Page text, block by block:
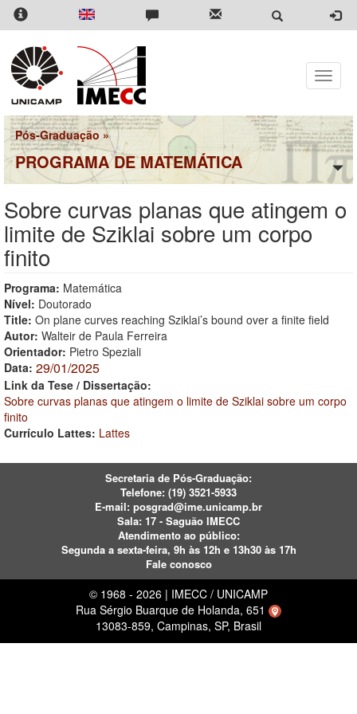
Pular
para
conteúdo
principal
Toggle
Pós-Graduação »
PROGRAMA DE MATEMÁTICA
Sobre curvas planas que atingem o
limite de Sziklai sobre um corpo
finito
Programa: Matemática
Nível: Doutorado
Title: On plane curves reaching Sziklai’s bound over a finite field
Autor: Walteir de Paula Ferreira
Orientador: Pietro Speziali
Data: 29/01/2025
Link da Tese / Dissertação:
Sobre curvas planas que atingem o limite de Sziklai sobre um corpo
finito
Currículo Lattes: Lattes
Secretaria de Pós-Graduação:
Telefone: (19) 3521-5933
E-mail: posgrad@ime.unicamp.br
Sala: 17 - Saguão IMECC
Atendimento ao público:
Segunda a sexta-feira, 9h às 12h e 13h30 às 17h
Fale conosco
© 1968 - 2026 | IMECC / UNICAMP
Rua Sérgio Buarque de Holanda, 651
13083-859, Campinas, SP, Brasil